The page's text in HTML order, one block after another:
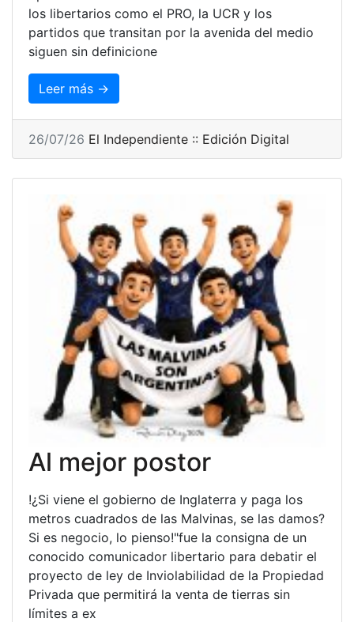
los libertarios como el PRO, la UCR y los
partidos que transitan por la avenida del medio
siguen sin definicione
Leer más →
26/07/26 El Independiente :: Edición Digital
Al mejor postor
!¿Si viene el gobierno de Inglaterra y paga los
metros cuadrados de las Malvinas, se las damos?
Si es negocio, lo pienso!"fue la consigna de un
conocido comunicador libertario para debatir el
proyecto de ley de Inviolabilidad de la Propiedad
Privada que permitirá la venta de tierras sin
límites a ex